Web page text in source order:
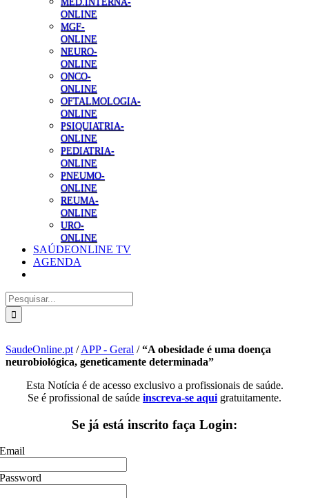
ONLINE
MGF-
ONLINE
NEURO-
ONLINE
ONCO-
ONLINE
OFTALMOLOGIA-
ONLINE
PSIQUIATRIA-
ONLINE
PEDIATRIA-
ONLINE
PNEUMO-
ONLINE
REUMA-
ONLINE
URO-
ONLINE
SAÚDEONLINE TV
AGENDA
Pesquisar
SaudeOnline.pt /APP - Geral /“A obesidade é uma doença
neurobiológica, geneticamente determinada”
Esta Notícia é de acesso exclusivo a profissionais de saúde.
Se é profissional de saúde inscreva-se aqui gratuitamente.
Se já está inscrito faça Login:
Email
Password